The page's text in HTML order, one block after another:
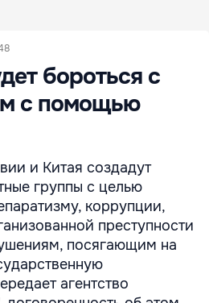
бороться с
с помощью
и Китая создадут
группы с целью
коррупции,
преступности
посягающим на
агентство